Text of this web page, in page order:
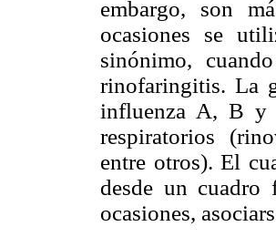
embargo, son
ocasiones se
sinónimo,
rinofaringitis. La
influenza A, B y
respiratorios
entre otros). El
desde un
ocasiones,